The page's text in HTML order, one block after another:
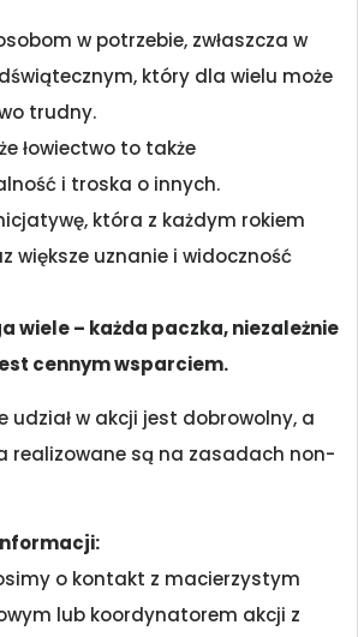
w potrzebie, zwłaszcza w
który dla wielu może
trudny.
łowiectwo to także
i troska o innych.
która z każdym rokiem
większe uznanie i widoczność
wiele – każda paczka, niezależnie
cennym wsparciem.
udział w akcji jest dobrowolny, a
realizowane są na zasadach non-
o kontakt z macierzystym
lub koordynatorem akcji z